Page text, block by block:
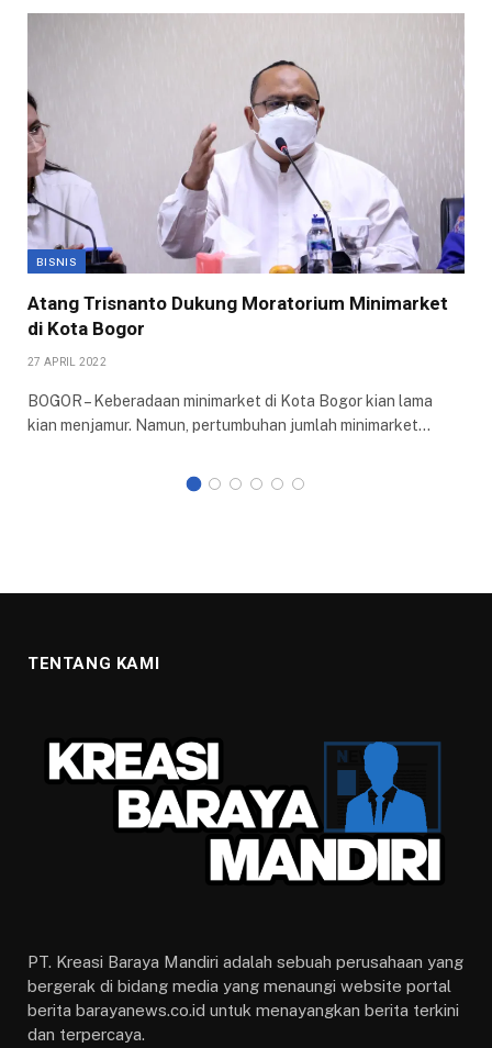
BISNIS
Atang Trisnanto Dukung Moratorium Minimarket
di Kota Bogor
27 APRIL 2022
BOGOR – Keberadaan minimarket di Kota Bogor kian lama
kian menjamur. Namun, pertumbuhan jumlah minimarket…
TENTANG KAMI
PT. Kreasi Baraya Mandiri adalah sebuah perusahaan yang
bergerak di bidang media yang menaungi website portal
berita barayanews.co.id untuk menayangkan berita terkini
dan terpercaya.